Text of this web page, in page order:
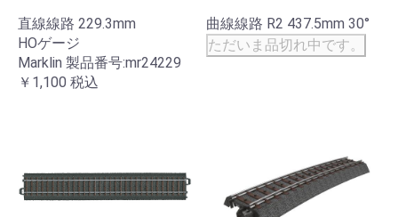
直線線路 229.3mm
HOゲージ
Marklin 製品番号:mr24229
￥1,100 税込
曲線線路 R2 437.5mm 30°
ただいま品切れ中です。